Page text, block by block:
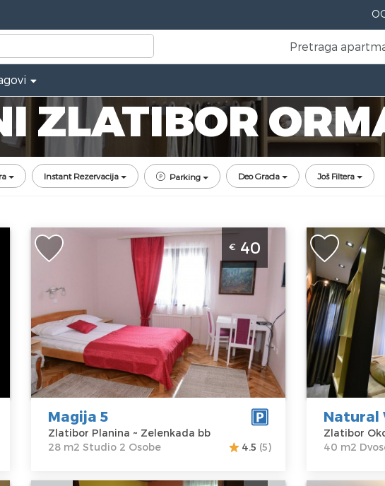
Pretraga
ZLATIBOR
Instant Rezervacija Parking Deo Grada Još Filtera
Studio Apartman Magija 5 Zlatibor
Planina Autobuska stanica
Lokacija:
Zlatibor
Planina
Adresa:
Zelenkada bb
Cena40 €
Gosti: 2
Kvadratura :28
m2
Struktura :
Studio
€ 40
Magija 5
Zlatibor Planina ~ Zelenkada bb
28 m2 Studio 2 Osobe
4.5 (5)
Dvosoban
Zlatibor
Zlatibor
Lokacija:
Zlatibor
Okolno
Adresa:
Vlaovina BB
Cena65 €
Natural
Zlatibor
40 m2